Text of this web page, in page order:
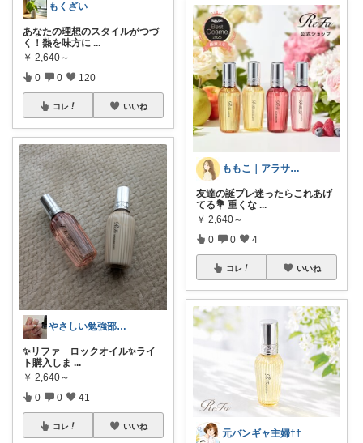
もくざい
あなたの理想のスタイルがつづ
く！熱を味方に ...
￥ 2,640～
0 0 120
コレ いいね
やさしい勉強部屋|セルフネイルROOM
✨️リファ ロックオイル✨️ライ
ト購入しま ...
￥ 2,640～
0 0 41
コレ いいね
ももこ｜アラサーOLの美容事情
友達の誕プレ迷ったらこれあげ
てる💐 重くな ...
￥ 2,640～
0 0 4
コレ いいね
元バンギャ主婦††